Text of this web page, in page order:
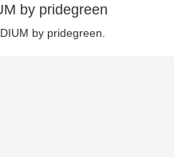
by pridegreen
by pridegreen.